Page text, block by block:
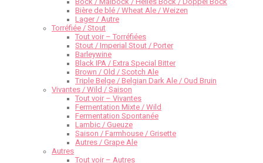
Bière de blé / Wheat Ale / Weizen
Lager / Autre
Torréfiée / Stout
Tout voir – Torréfiées
Stout / Imperial Stout / Porter
Barleywine
Black IPA / Extra Special Bitter
Brown / Old / Scotch Ale
Triple Belge / Belgian Dark Ale / Oud Bruin
Vivantes / Wild / Saison
Tout voir – Vivantes
Fermentation Mixte / Wild
Fermentation Spontanée
Lambic / Gueuze
Saison / Farmhouse / Grisette
Autres / Grape Ale
Autres
Tout voir – Autres